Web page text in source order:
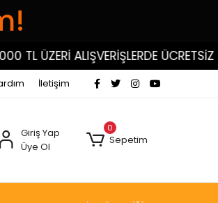
ÜZERİ ALIŞVERİŞLERDE ÜCRETSİZ
İletişim
Giriş Yap
Üye Ol
0
Sepetim